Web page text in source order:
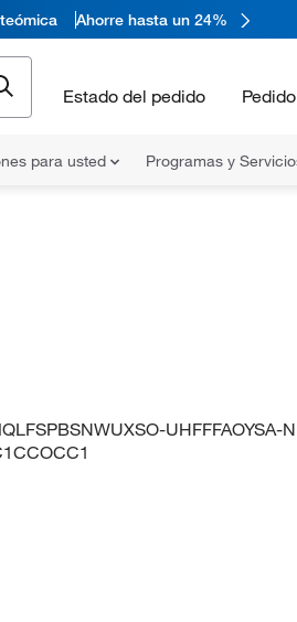
Ahorre hasta un 24%
Estado del pedido
para usted Programas y
UHFFFAOYSA-N